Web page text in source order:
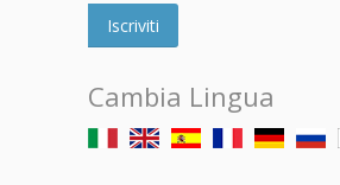
Iscriviti
Cambia Lingua